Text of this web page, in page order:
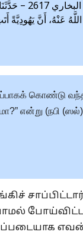
صحيح
عَنْهُ، أَنَّ يَهُودِيَّةً
கொண்டு
என்று (நபி (ஸல்)